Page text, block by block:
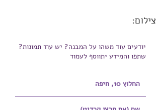
צילום:
יודעים עוד משהו על המבנה? יש עוד תמונות?
שתפו והמידע יתווסף לעמוד